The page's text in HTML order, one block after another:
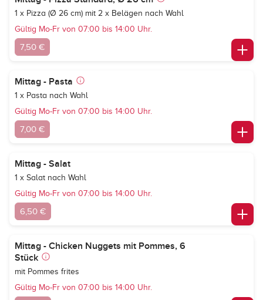
1 x Pizza (Ø 26 cm) mit 2 x Belägen nach Wahl
Gültig Mo-Fr von 07:00 bis 14:00 Uhr.
7,50 €
Mittag - Pasta
1 x Pasta nach Wahl
Gültig Mo-Fr von 07:00 bis 14:00 Uhr.
7,00 €
Mittag - Salat
1 x Salat nach Wahl
Gültig Mo-Fr von 07:00 bis 14:00 Uhr.
6,50 €
Mittag - Chicken Nuggets mit Pommes, 6
Stück
mit Pommes frites
Gültig Mo-Fr von 07:00 bis 14:00 Uhr.